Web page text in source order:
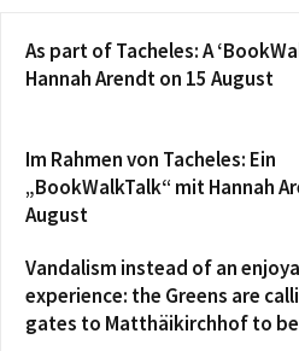
As part of Tacheles: A
Hannah Arendt on 15 August
Im Rahmen von Tacheles: Ein
„BookWalkTalk“ mit Hannah
August
Vandalism instead of an
experience: the Greens are
gates to Matthäikirchhof to